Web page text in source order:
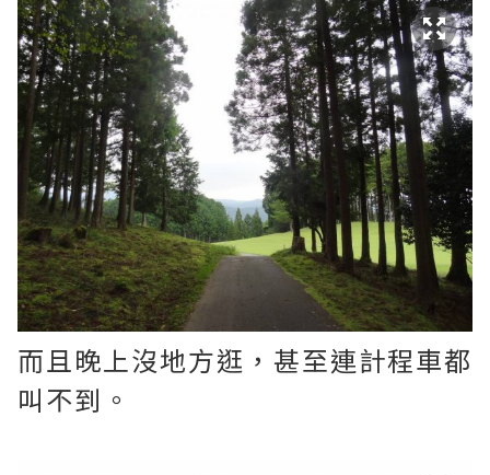
而且晚上沒地方逛，甚至連計程車都
叫不到。